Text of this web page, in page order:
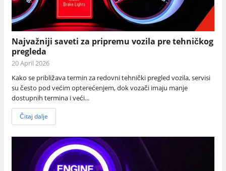
Najvažniji saveti za pripremu vozila pre tehničkog
pregleda
20 April 2026
Kako se približava termin za redovni tehnički pregled vozila, servisi
su često pod većim opterećenjem, dok vozači imaju manje
dostupnih termina i veći...
Čitaj dalje